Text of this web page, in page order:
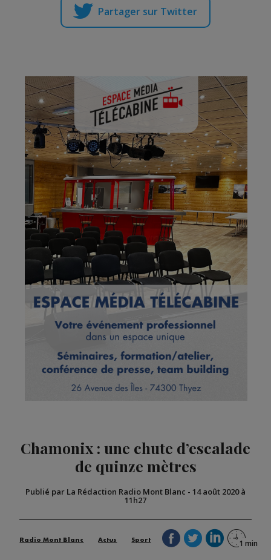
Partager sur Twitter
Chamonix : une chute d’escalade
de quinze mètres
Publié par La Rédaction Radio Mont Blanc - 14 août 2020 à
11h27
Radio Mont Blanc Actus Sport